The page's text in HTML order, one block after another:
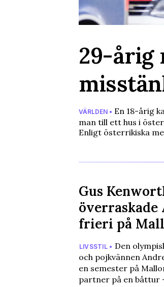
29-årig
VÄRLDEN • En 18-årig
man till ett hus i
Enligt österrikiska
Gus
överraskade
frieri på
LIVSSTIL • Den
och pojkvännen
en semester på
partner på en båttur